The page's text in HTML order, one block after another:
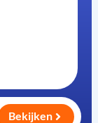
Bekijken